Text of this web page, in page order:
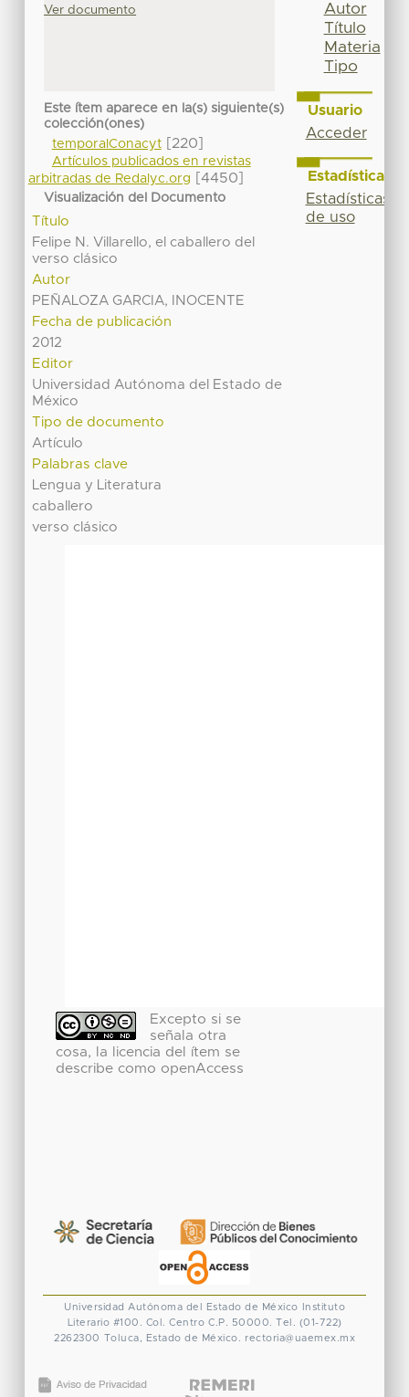
Ver documento
Este ítem aparece en la(s) siguiente(s)
colección(ones)
temporalConacyt[220]
Artículos publicados en revistas
arbitradas de Redalyc.org
[4450]
Visualización del Documento
Título
Felipe N. Villarello, el caballero del
verso clásico
Autor
PEÑALOZA GARCIA, INOCENTE
Fecha de publicación
2012
Editor
Universidad Autónoma del Estado de
México
Tipo de documento
Artículo
Palabras clave
Lengua y Literatura
caballero
verso clásico
Excepto si se
señala otra
cosa, la licencia del ítem se
describe como openAccess
Autor
Título
Materia
Tipo
Usuario
Acceder
Estadísticas
Estadísticas
de uso
Universidad Autónoma del Estado de México
Instituto
Literario #100. Col. Centro C.P. 50000. Tel. (01-722)
2262300 Toluca, Estado de México. rectoria@uaemex.mx